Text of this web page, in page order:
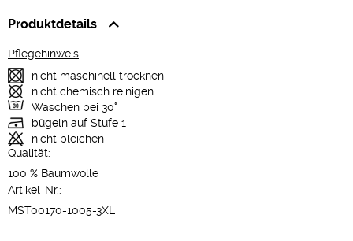
Produktdetails
Pflegehinweis
nicht maschinell trocknen
nicht chemisch reinigen
Waschen bei 30°
bügeln auf Stufe 1
nicht bleichen
Qualität:
100 % Baumwolle
Artikel-Nr.:
MST00170-1005-3XL